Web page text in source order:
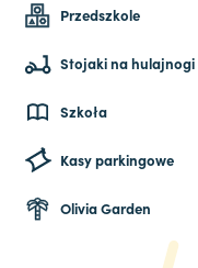
Przedszkole
Stojaki na hulajnogi
Szkoła
Kasy parkingowe
Olivia Garden